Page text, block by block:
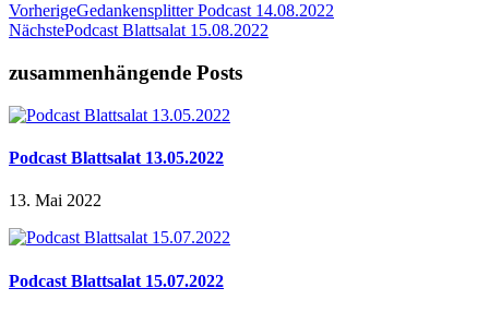
VorherigeGedankensplitter Podcast 14.08.2022
NächstePodcast Blattsalat 15.08.2022
zusammenhängende Posts
Podcast Blattsalat 13.05.2022
13. Mai 2022
Podcast Blattsalat 15.07.2022